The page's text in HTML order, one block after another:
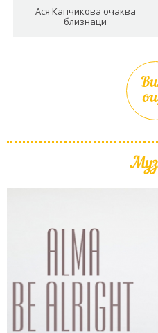
Ася Капчикова очаква
близнаци